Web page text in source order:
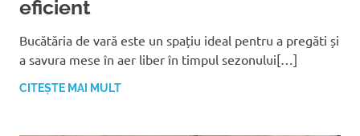
eficient
Bucătăria de vară este un spațiu ideal pentru a pregăti și
a savura mese în aer liber în timpul sezonului[…]
CITEȘTE MAI MULT